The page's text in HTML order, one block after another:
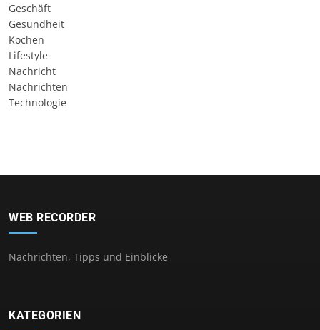
Geschäft
Gesundheit
Kochen
Lifestyle
Nachricht
Nachrichten
Technologie
WEB RECORDER
Nachrichten, Tipps und Einblicke
KATEGORIEN